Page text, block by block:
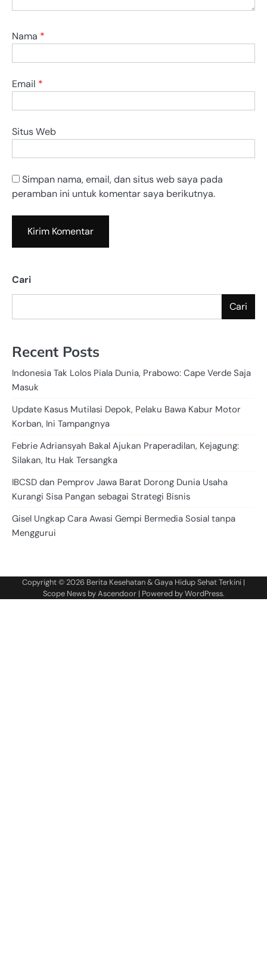
Nama *
Email *
Situs Web
Simpan nama, email, dan situs web saya pada
peramban ini untuk komentar saya berikutnya.
Cari
Cari
Recent Posts
Indonesia Tak Lolos Piala Dunia, Prabowo: Cape Verde Saja
Masuk
Update Kasus Mutilasi Depok, Pelaku Bawa Kabur Motor
Korban, Ini Tampangnya
Febrie Adriansyah Bakal Ajukan Praperadilan, Kejagung:
Silakan, Itu Hak Tersangka
IBCSD dan Pemprov Jawa Barat Dorong Dunia Usaha
Kurangi Sisa Pangan sebagai Strategi Bisnis
Gisel Ungkap Cara Awasi Gempi Bermedia Sosial tanpa
Menggurui
Copyright © 2026 Berita Kesehatan & Gaya Hidup Sehat Terkini |
Scope News byAscendoor| Powered byWordPress.